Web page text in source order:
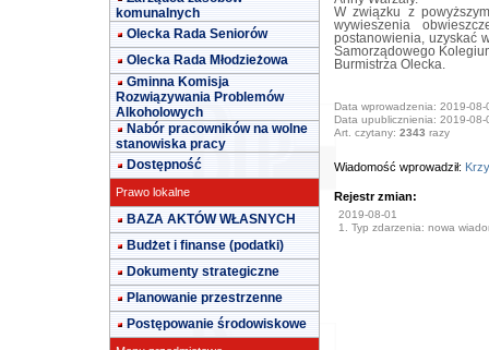
komunalnych
Olecka Rada Seniorów
Olecka Rada Młodzieżowa
Gminna Komisja
Rozwiązywania Problemów
Alkoholowych
Nabór pracowników na wolne
stanowiska pracy
Dostępność
Prawo lokalne
BAZA AKTÓW WŁASNYCH
Budżet i finanse (podatki)
Dokumenty strategiczne
Planowanie przestrzenne
Postępowanie środowiskowe
W związku z
wywieszenia
postanowienia, uzyskać
Samorządowego
Burmistrza Olecka.
Data wprowadzenia: 2019-08-
Data upublicznienia: 2019-08-
Art. czytany: 2343 razy
Wiadomość wprowadził:
Rejestr zmian:
2019-08-01
1. Typ zdarzenia: nowa